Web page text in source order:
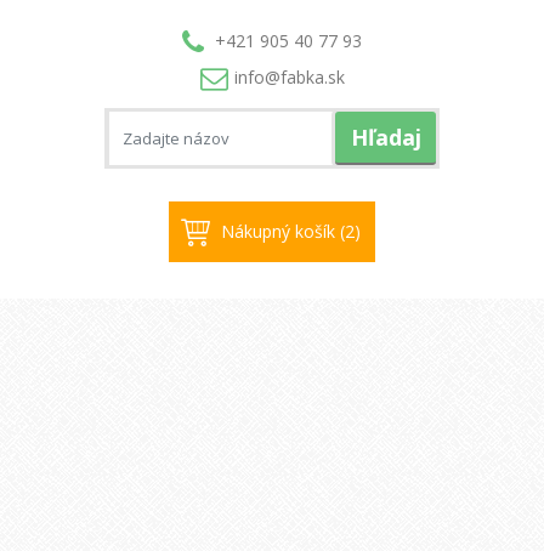
+421 905 40 77 93
info@fabka.sk
Hľadaj
Nákupný košík (2)